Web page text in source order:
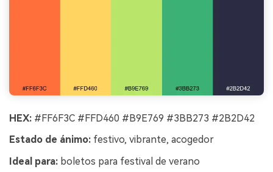
HEX: #FF6F3C #FFD460 #B9E769 #3BB273 #2B2D42
Estado de ánimo: festivo, vibrante, acogedor
Ideal para: boletos para festival de verano